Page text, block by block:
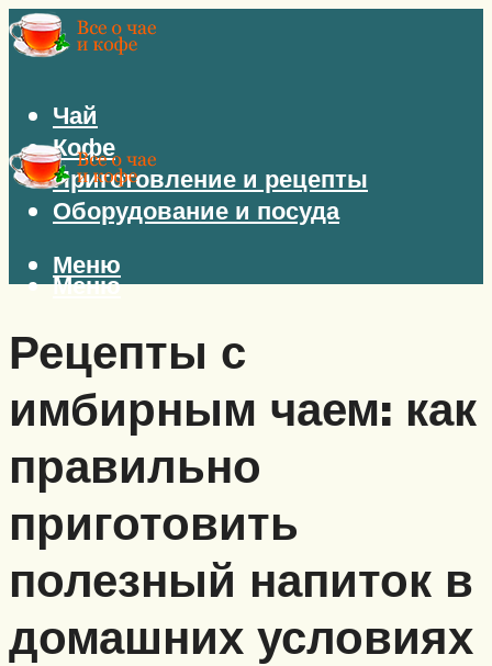
Чай
Кофе
Приготовление и рецепты
Оборудование и посуда
Меню
Меню
Рецепты с
имбирным чаем: как
правильно
приготовить
полезный напиток в
домашних условиях